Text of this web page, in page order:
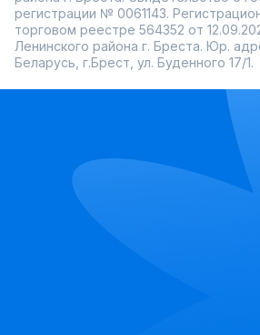
регистрации № 0061143.
торговом реестре 564352 от
Ленинского района г. Бреста. Юр.
Беларусь, г.Брест, ул. Буденного 17/1.